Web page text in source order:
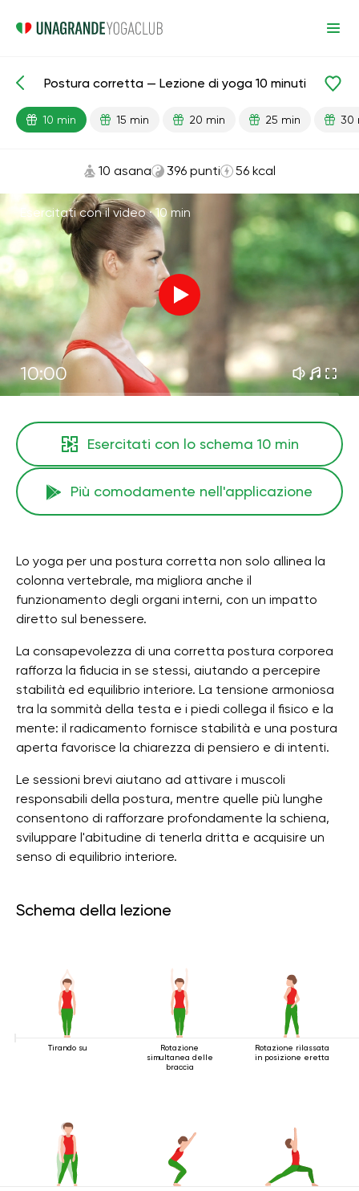
Lezioni pronte Indietro
Postura corretta — Lezione di yoga 10 minuti
10 min 15 min 20 min 25 min 30
10 asana 396 punti 56 kcal
Esercitati con il video ·10 min
10:00
Esercitati con lo schema 10 min
Più comodamente nell'applicazione
Lo yoga per una postura corretta non solo allinea la
colonna vertebrale, ma migliora anche il
funzionamento degli organi interni, con un impatto
diretto sul benessere.
La consapevolezza di una corretta postura corporea
rafforza la fiducia in se stessi, aiutando a percepire
stabilità ed equilibrio interiore. La tensione armoniosa
tra la sommità della testa e i piedi collega il fisico e la
mente: il radicamento fornisce stabilità e una postura
aperta favorisce la chiarezza di pensiero e di intenti.
Le sessioni brevi aiutano ad attivare i muscoli
responsabili della postura, mentre quelle più lunghe
consentono di rafforzare profondamente la schiena,
sviluppare l'abitudine di tenerla dritta e acquisire un
senso di equilibrio interiore.
Schema della lezione
Tirando su
Rotazione
simultanea delle
braccia
Rotazione rilassata
in posizione eretta